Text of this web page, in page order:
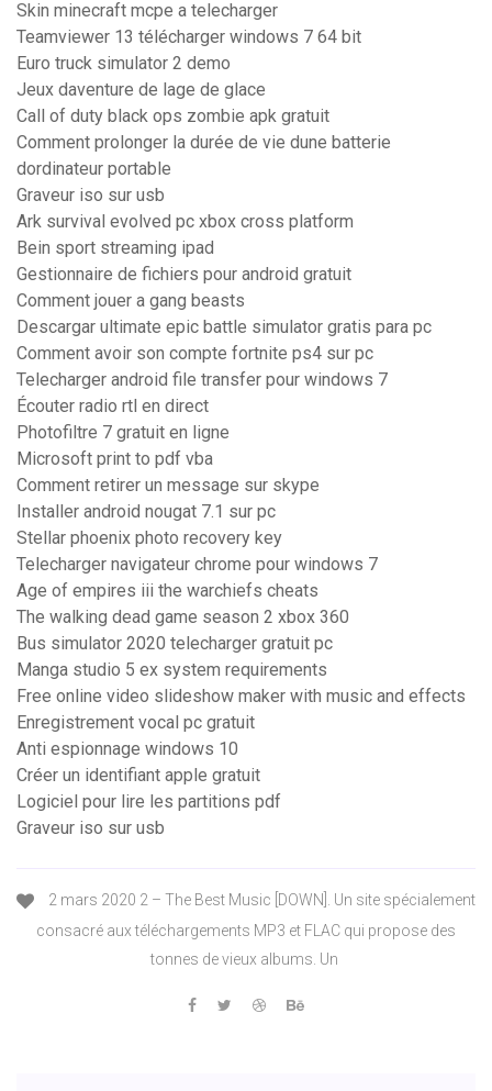
Skin minecraft mcpe a telecharger
Teamviewer 13 télécharger windows 7 64 bit
Euro truck simulator 2 demo
Jeux daventure de lage de glace
Call of duty black ops zombie apk gratuit
Comment prolonger la durée de vie dune batterie
dordinateur portable
Graveur iso sur usb
Ark survival evolved pc xbox cross platform
Bein sport streaming ipad
Gestionnaire de fichiers pour android gratuit
Comment jouer a gang beasts
Descargar ultimate epic battle simulator gratis para pc
Comment avoir son compte fortnite ps4 sur pc
Telecharger android file transfer pour windows 7
Écouter radio rtl en direct
Photofiltre 7 gratuit en ligne
Microsoft print to pdf vba
Comment retirer un message sur skype
Installer android nougat 7.1 sur pc
Stellar phoenix photo recovery key
Telecharger navigateur chrome pour windows 7
Age of empires iii the warchiefs cheats
The walking dead game season 2 xbox 360
Bus simulator 2020 telecharger gratuit pc
Manga studio 5 ex system requirements
Free online video slideshow maker with music and effects
Enregistrement vocal pc gratuit
Anti espionnage windows 10
Créer un identifiant apple gratuit
Logiciel pour lire les partitions pdf
Graveur iso sur usb
2 mars 2020 2 – The Best Music [DOWN]. Un site spécialement
consacré aux téléchargements MP3 et FLAC qui propose des
tonnes de vieux albums. Un